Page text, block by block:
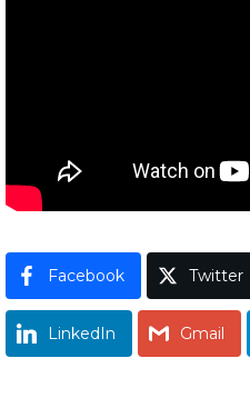
Facebook Twitter
LinkedIn Gmail